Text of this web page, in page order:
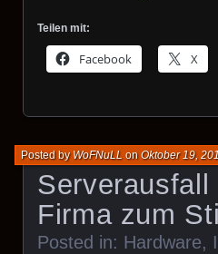
Teilen mit:
Facebook X
Firma zum
Posted byWoFNuLL onOktober 19,
Posted in: Hardware,